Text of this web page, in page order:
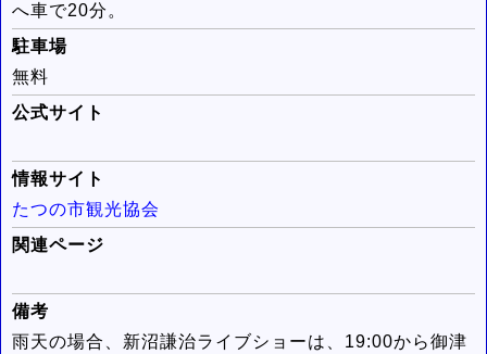
へ車で20分。
駐車場
無料
公式サイト
情報サイト
たつの市観光協会
関連ページ
備考
雨天の場合、新沼謙治ライブショーは、19:00から御津